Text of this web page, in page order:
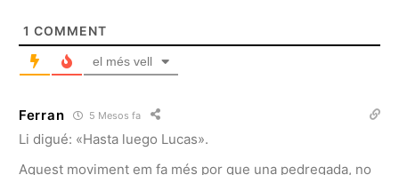
1 COMMENT
el més vell
Ferran 5 Mesos fa
Li digué: «Hasta luego Lucas».
Aquest moviment em fa més por que una pedregada, no